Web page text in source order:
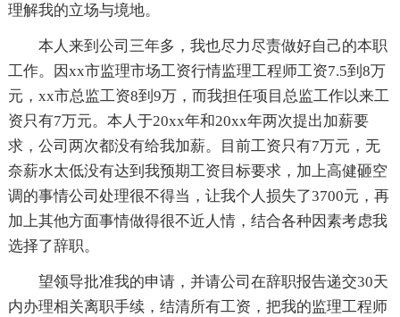
理解我的立场与境地。
本人来到公司三年多，我也尽力尽责做好自己的本职
工作。因xx市监理市场工资行情监理工程师工资7.5到8万
元，xx市总监工资8到9万，而我担任项目总监工作以来工
资只有7万元。本人于20xx年和20xx年两次提出加薪要
求，公司两次都没有给我加薪。目前工资只有7万元，无
奈薪水太低没有达到我预期工资目标要求，加上高健砸空
调的事情公司处理很不得当，让我个人损失了3700元，再
加上其他方面事情做得很不近人情，结合各种因素考虑我
选择了辞职。
望领导批准我的申请，并请公司在辞职报告递交30天
内办理相关离职手续，结清所有工资，把我的监理工程师